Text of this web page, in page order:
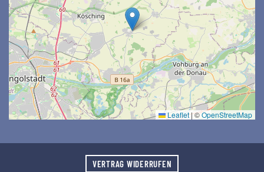
Leaflet | ©OpenStreetMap
VERTRAG WIDERRUFEN